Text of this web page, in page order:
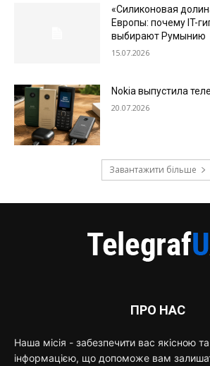
«Силиконовая
Европы: почему IT-
выбирают Румынию
15.07.2026
Nokia выпустила
20.07.2026
Завантажити більше
ПРО НАС
Наша місія - забезпечити вас якісною
інформацією, що допоможе вам